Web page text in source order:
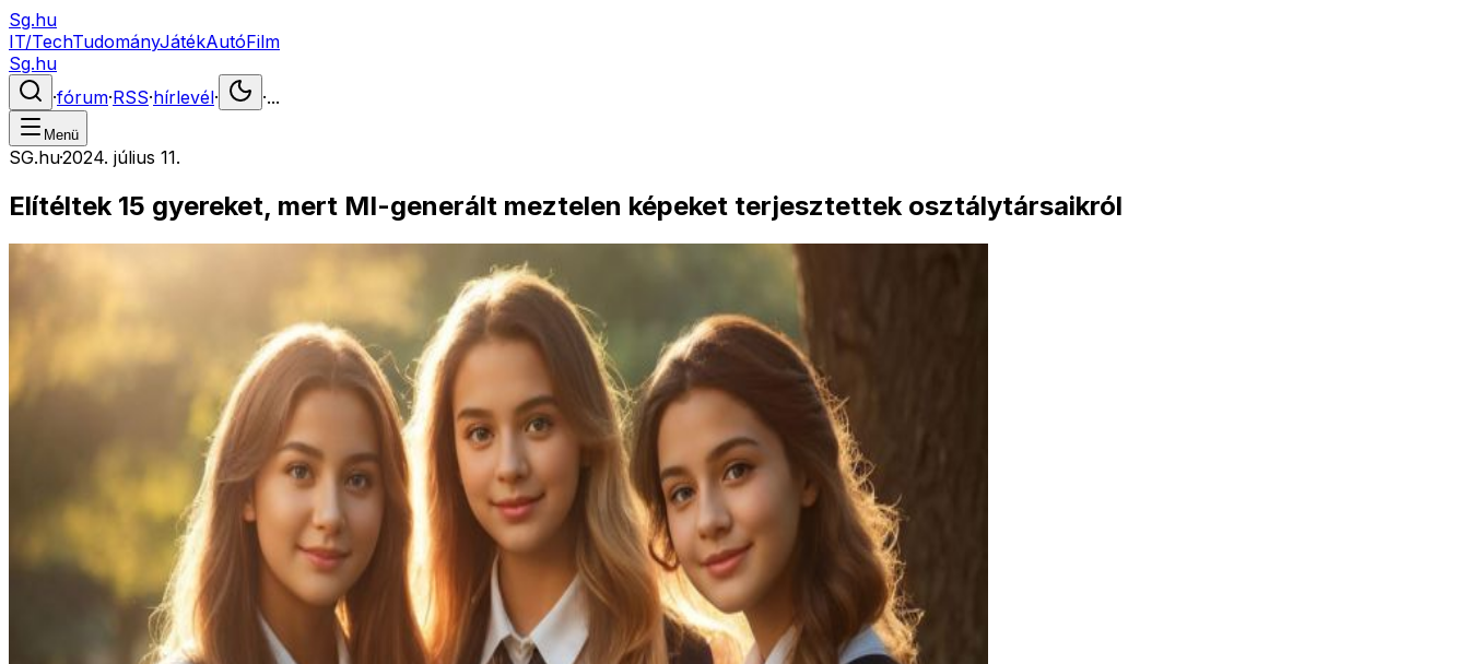
Sg.hu
IT/TechTudományJátékAutóFilm
Sg.hu
·fórum·RSS·hírlevél· ·...
Menü
SG.hu·2024. július 11.
Elítéltek 15 gyereket, mert MI-generált meztelen képeket terjesztettek osztálytársaikról